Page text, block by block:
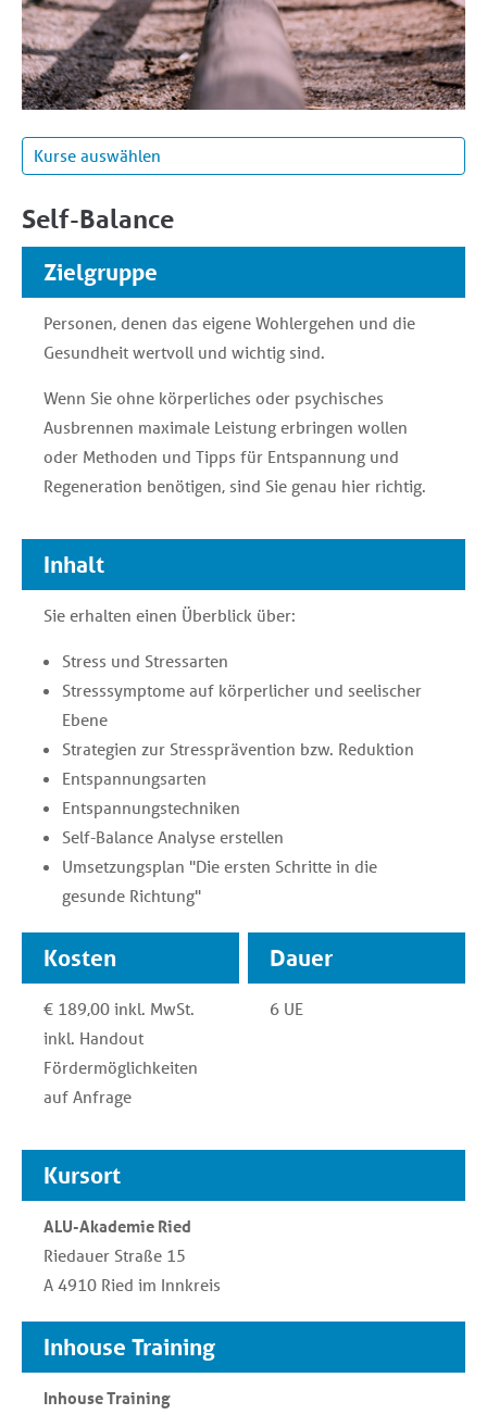
Prüfungsvorbereitung - Deutsch
Prüfung A1 - Fit für Österreich
ÖSD - Integrationsprüfung B1
ÖIF - Integrationsprüfung A2
ÖIF - Integrationsprüfung B1
persolog® PERSÖNLICHKEITS-MODELL
ECo-C® START - European communication certificate®
SAM©-Kurs I - Systemisches Aggressions-Management
Self-Balance
Zielgruppe
Personen, denen das eigene Wohlergehen und die
Gesundheit wertvoll und wichtig sind.
Wenn Sie ohne körperliches oder psychisches
Ausbrennen maximale Leistung erbringen wollen
oder Methoden und Tipps für Entspannung und
Regeneration benötigen, sind Sie genau hier richtig.
Inhalt
Sie erhalten einen Überblick über:
Stress und Stressarten
Stresssymptome auf körperlicher und seelischer
Ebene
Strategien zur Stressprävention bzw. Reduktion
Entspannungsarten
Entspannungstechniken
Self-Balance Analyse erstellen
Umsetzungsplan "Die ersten Schritte in die
gesunde Richtung"
Kosten
€ 189,00 inkl. MwSt.
inkl. Handout
Fördermöglichkeiten
auf Anfrage
Dauer
6 UE
Kursort
ALU-Akademie Ried
Riedauer Straße 15
A 4910 Ried im Innkreis
Inhouse Training
Inhouse Training